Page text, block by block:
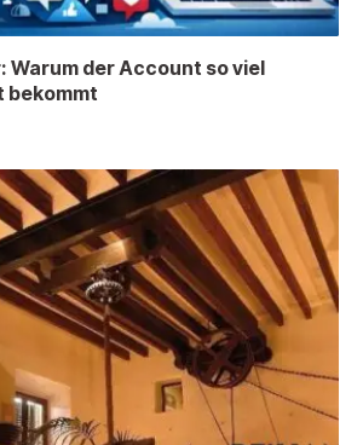
der Account so viel
bekommt